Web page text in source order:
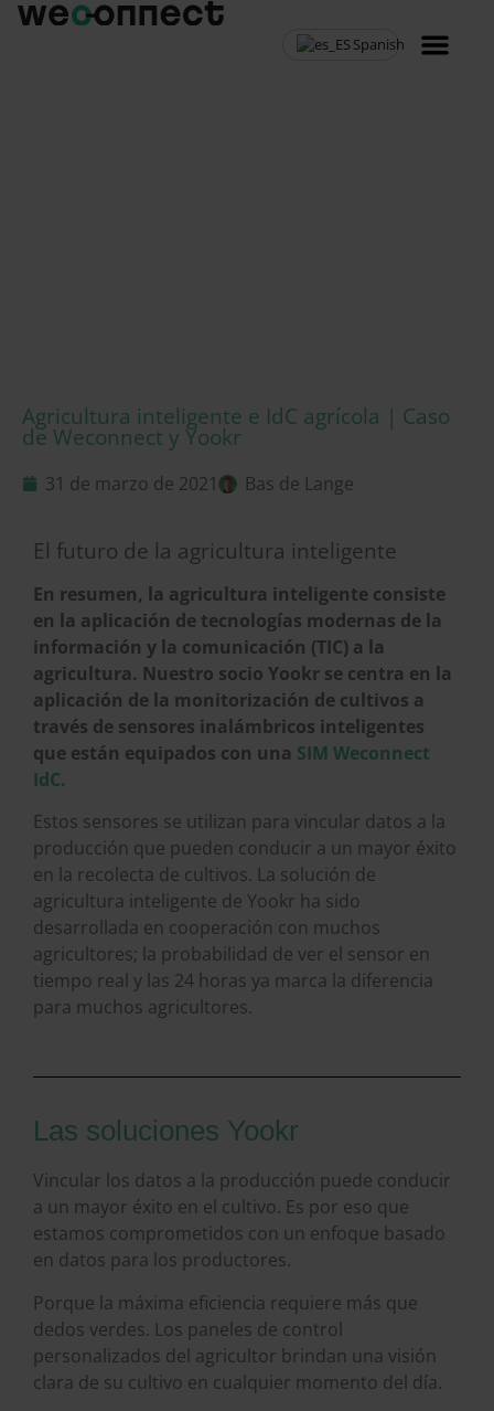
Spanish
Agricultura inteligente e IdC agrícola | Caso
de Weconnect y Yookr
31 de marzo de 2021 Bas de Lange
El futuro de la agricultura inteligente
En resumen, la agricultura inteligente consiste
en la aplicación de tecnologías modernas de la
información y la comunicación (TIC) a la
agricultura. Nuestro socio Yookr se centra en la
aplicación de la monitorización de cultivos a
través de sensores inalámbricos inteligentes
que están equipados con una SIM Weconnect
IdC.
Estos sensores se utilizan para vincular datos a la
producción que pueden conducir a un mayor éxito
en la recolecta de cultivos. La solución de
agricultura inteligente de Yookr ha sido
desarrollada en cooperación con muchos
agricultores; la probabilidad de ver el sensor en
tiempo real y las 24 horas ya marca la diferencia
para muchos agricultores.
Las soluciones Yookr
Vincular los datos a la producción puede conducir
a un mayor éxito en el cultivo. Es por eso que
estamos comprometidos con un enfoque basado
en datos para los productores.
Porque la máxima eficiencia requiere más que
dedos verdes. Los paneles de control
personalizados del agricultor brindan una visión
clara de su cultivo en cualquier momento del día.